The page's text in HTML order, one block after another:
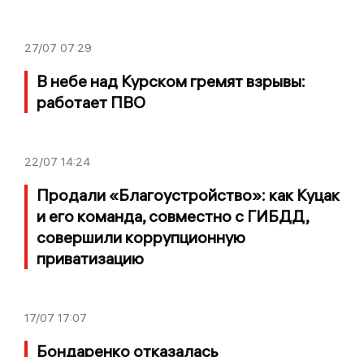
27/07 07:29
В небе над Курском гремят взрывы:
работает ПВО
22/07 14:24
Продали «Благоустройство»: как Куцак
и его команда, совместно с ГИБДД,
совершили коррупционную
приватизацию
17/07 17:07
Бондаренко отказалась